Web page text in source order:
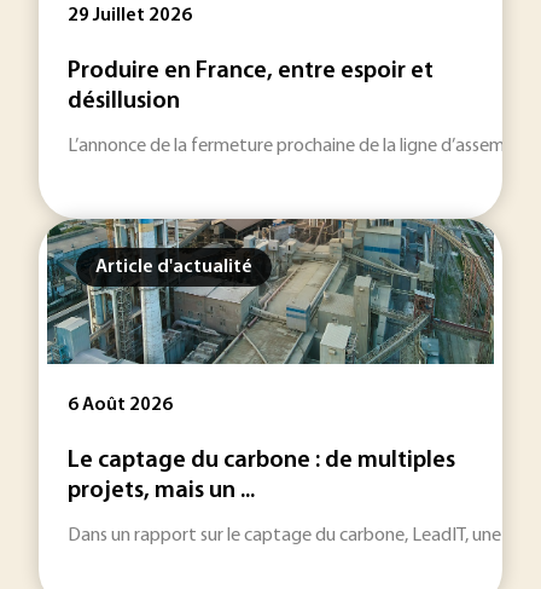
29 Juillet 2026
Produire en France, entre espoir et
désillusion
L’annonce de la fermeture prochaine de la ligne
Article d'actualité
6 Août 2026
Le captage du carbone : de multiples
projets, mais un ...
Dans un rapport sur le captage du carbone, LeadIT, une